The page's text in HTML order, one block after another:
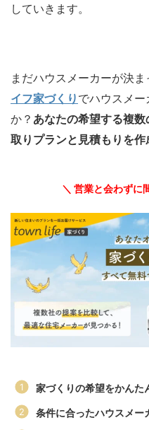
していきます。
まだハウスメーカーが決ま
イフ家づくり でハウスメ
か？ あなたの希望する複
取りプランと見積もりを作
＼ 営業と会わずに
家づくりの希望をかんた
条件に合ったハウスメー